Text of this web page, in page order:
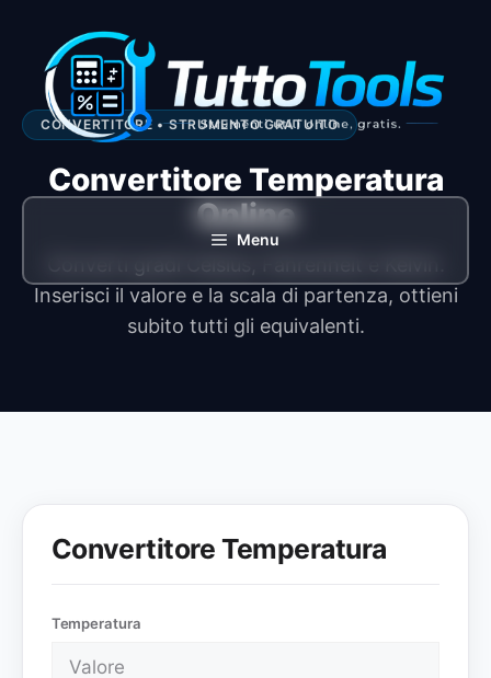
contenuto
Menu
CONVERTITORE • STRUMENTO GRATUITO
Convertitore Temperatura
Online
Inserisci il valore e la scala di partenza, ottieni
subito tutti gli equivalenti.
Convertitore Temperatura
Temperatura